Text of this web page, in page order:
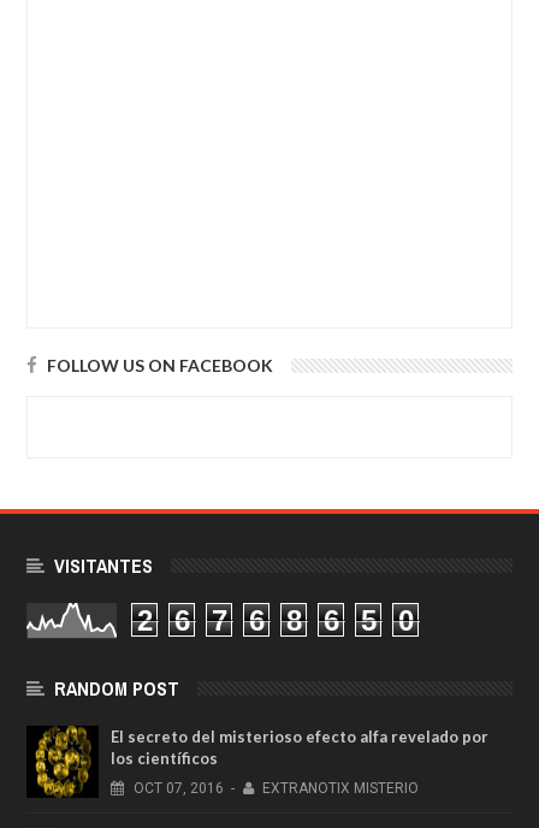
FOLLOW US ON FACEBOOK
VISITANTES
2 6 7 6 8 6 5 0
RANDOM POST
El secreto del misterioso efecto alfa revelado por
los científicos
OCT 07, 2016 - EXTRANOTIX MISTERIO